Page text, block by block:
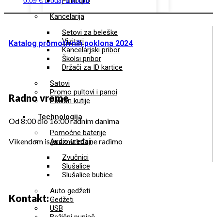
Kancelarija
Setovi za beleške
Vizitari
Kancelarjski pribor
Školsi pribor
Držači za ID kartice
Satovi
Promo pultovi i panoi
Poklon kutije
Technologija
Pomoćne baterije
Audio uređaji
Zvučnici
Slušalice
Slušalice bubice
Auto gedžeti
Gedžeti
USB
Katalog promotivnih poklona 2024
Radno vreme
Od 8:00 dio 16:00 radnim danima
Vikendom is praznicima ne radimo
Kontakt: